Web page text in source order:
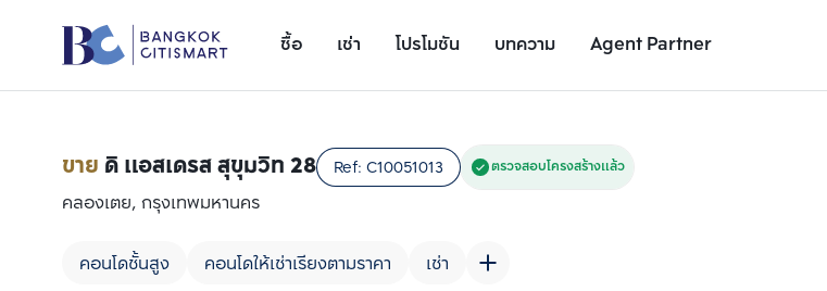
ซื้อ เช่า โปรโมชัน บทความ Agent Partner
รายละเอียดยูนิต
ขาย ดิ แอสเดรส สุขุมวิท 28 Ref: C10051013 ตรวจสอบโครงสร้างแล้ว
คลองเตย, กรุงเทพมหานคร
คอนโดชั้นสูง คอนโดให้เช่าเรียงตามราคา เช่า